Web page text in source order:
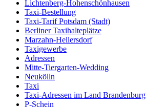
Lichtenberg-Hohenschönhausen
Taxi-Bestellung
Taxi-Tarif Potsdam (Stadt)
Berliner Taxihalteplätze
Marzahn-Hellersdorf
Taxigewerbe
Adressen
Mitte-Tiergarten-Wedding
Neukölln
Taxi
Taxi-Adressen im Land Brandenburg
P-Schein